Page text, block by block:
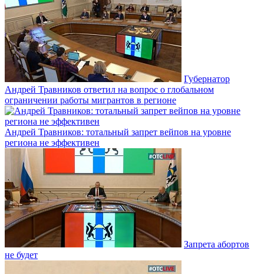
Губернатор
Андрей Травников ответил на вопрос о глобальном
ограничении работы мигрантов в регионе
Андрей Травников: тотальный запрет вейпов на уровне
региона не эффективен
Запрета абортов
не будет